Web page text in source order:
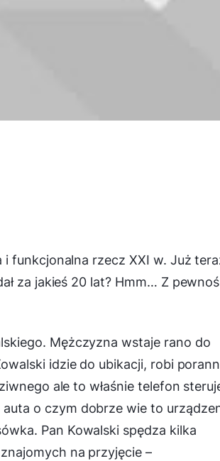
funkcjonalna rzecz XXI w. Już
za jakieś 20 lat? Hmm… Z
Mężczyzna wstaje rano do
idzie do ubikacji, robi
ale to właśnie telefon
o czym dobrze wie to
Pan Kowalski spędza kilka
na przyjęcie –